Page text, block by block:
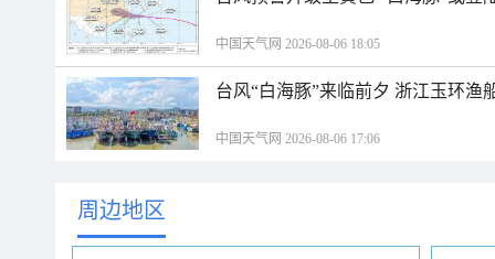
中国天气网 2026-08-06 18:05
台风“白海豚”来临前夕 浙江玉环渔
中国天气网 2026-08-06 17:06
周边地区